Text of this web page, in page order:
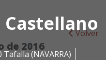
Castellano
(NAVARRA)
Volver
de 2016